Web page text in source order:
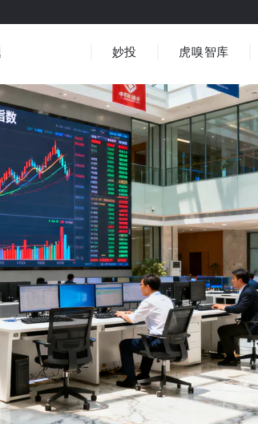
金融财经 出海
国际
3C数码 观点 其他
妙投 虎嗅智库 虎